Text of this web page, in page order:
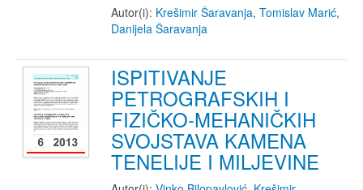
Autor(i): Krešimir Šaravanja, Tomislav Marić,
Danijela Šaravanja
ISPITIVANJE
PETROGRAFSKIH I
FIZIČKO-MEHANIČKIH
SVOJSTAVA KAMENA
TENELIJE I MILJEVINE